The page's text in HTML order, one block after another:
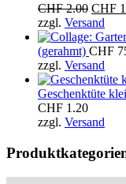
CHF2.00
Preis
war:
CHF
CHF
zzgl. Versand
(gerahmt) CHF
zzgl. Versand
Geschenktüte
CHF 1.20
zzgl. Versand